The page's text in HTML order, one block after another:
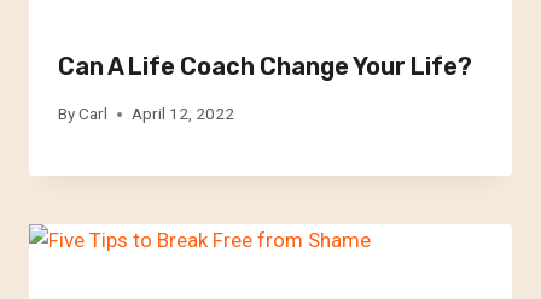
Can A Life Coach Change Your Life?
ByCarl April 12, 2022